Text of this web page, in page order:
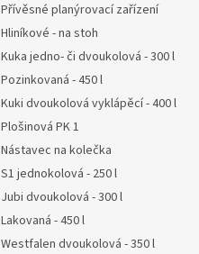
Přívěsné planýrovací zařízení
Hliníkové - na stoh
Kuka jedno- či dvoukolová - 300 l
Pozinkovaná - 450 l
Kuki dvoukolová vyklápěcí - 400 l
Plošinová PK 1
Nástavec na kolečka
S1 jednokolová - 250 l
Jubi dvoukolová - 300 l
Lakovaná - 450 l
Westfalen dvoukolová - 350 l